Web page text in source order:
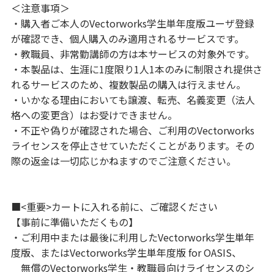
＜注意事項＞
・購入者ご本人のVectorworks学生単年度版ユーザ登録
が確認でき、個人購入のみ適用されるサービスです。
・教職員、非常勤講師の方は本サービスの対象外です。
・本製品は、生涯に1度限り1人1本のみに制限され提供さ
れるサービスのため、複数製品の購入は行えません。
・いかなる理由においても譲渡、転売、名義変更（法人
格への変更含）はお受けできません。
・不正や偽りが確認された場合、ご利用のVectorworks
ライセンスを停止させていただくことがあります。その
際の返金は一切応じかねますのでご注意ください。
■<重要>カートに入れる前に、ご確認ください
【事前に準備いただくもの】
・ご利用中または最後に利用したVectorworks学生単年
度版、またはVectorworks学生単年度版 for OASIS、
無償のVectorworks学生・教職員向けライセンスのシ